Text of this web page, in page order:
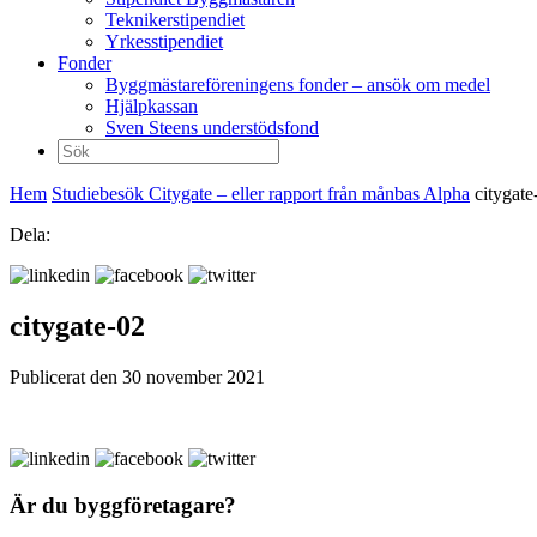
Teknikerstipendiet
Yrkesstipendiet
Fonder
Byggmästareföreningens fonder – ansök om medel
Hjälpkassan
Sven Steens understödsfond
Sök
efter:
Hem Studiebesök Citygate – eller rapport från månbas Alpha
Dela:
citygate-02
Publicerat den 30 november 2021
Är du byggföretagare?